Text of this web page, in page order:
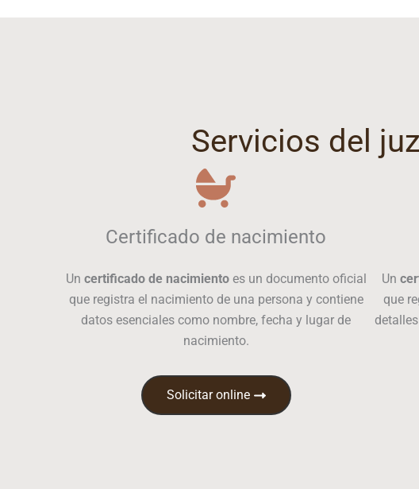
Servicios del
Certificado de nacimiento
Un certificado de nacimientoes un documento oficial
que registra el nacimiento de una persona y contiene
datos esenciales como nombre, fecha y lugar de
nacimiento.
Solicitar online
Un
que